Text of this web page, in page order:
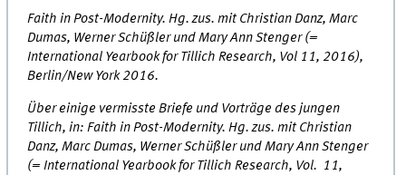
Faith in Post-Modernity. Hg. zus. mit Christian Danz, Marc
Dumas, Werner Schüßler und Mary Ann Stenger (=
International Yearbook for Tillich Research, Vol 11, 2016),
Berlin/New York 2016.
Über einige vermisste Briefe und Vorträge des jungen
Tillich, in: Faith in Post-Modernity. Hg. zus. mit Christian
Danz, Marc Dumas, Werner Schüßler und Mary Ann Stenger
(= International Yearbook for Tillich Research, Vol. 11,